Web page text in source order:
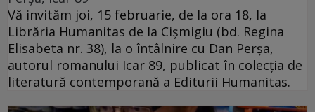
Vă invităm joi, 15 februarie, de la ora 18, la
Librăria Humanitas de la Cişmigiu (bd. Regina
Elisabeta nr. 38), la o întâlnire cu Dan Perșa,
autorul romanului Icar 89, publicat în colecția de
literatură contemporană a Editurii Humanitas.